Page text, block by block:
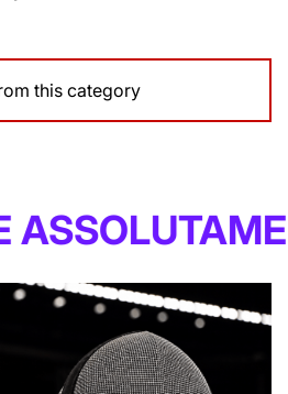
this category